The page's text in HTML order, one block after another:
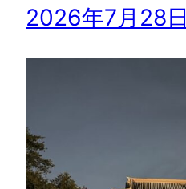
2026年7月28日